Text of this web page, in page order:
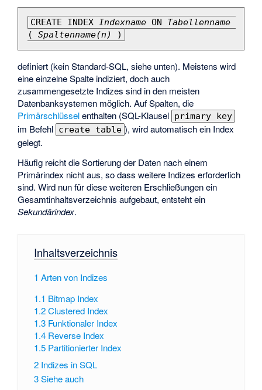
CREATE INDEX Indexname ON Tabellenname
( Spaltenname(n) )
definiert (kein Standard-SQL, siehe unten). Meistens wird
eine einzelne Spalte indiziert, doch auch
zusammengesetzte Indizes sind in den meisten
Datenbanksystemen möglich. Auf Spalten, die
Primärschlüsselenthalten (SQL-Klausel primary key
im Befehl create table ), wird automatisch ein Index
gelegt.
Häufig reicht die Sortierung der Daten nach einem
Primärindex nicht aus, so dass weitere Indizes erforderlich
sind. Wird nun für diese weiteren Erschließungen ein
Gesamtinhaltsverzeichnis aufgebaut, entsteht ein
Sekundärindex.
Inhaltsverzeichnis
1 Arten von Indizes
1.1 Bitmap Index
1.2Clustered Index
1.3 Funktionaler Index
1.4 Reverse Index
1.5 Partitionierter Index
2 Indizes in SQL
3Siehe auch